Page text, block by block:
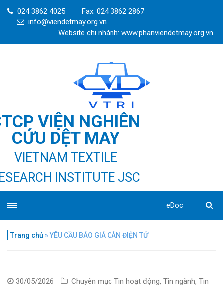
024 3862 4025
Fax: 024 3862 2867
info@viendetmay.org.vn
Website chi nhánh: www.phanviendetmay.org.vn
VIỆN NGHIÊN
CỨU DỆT MAY
VIETNAM TEXTILE
INSTITUTE JSC
eDoc
Trang chủ » YÊU CẦU BÁO GIÁ CÂN ĐIỆN TỬ
30/05/2026 Chuyên mục Tin hoạt động, Tin ngành, Tin